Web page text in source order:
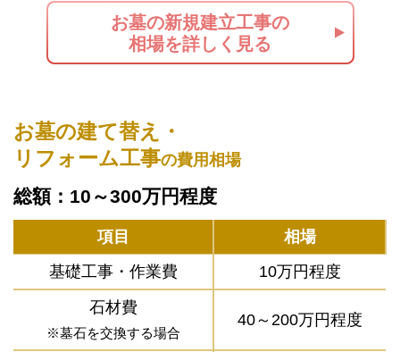
お墓の新規建立工事の
相場を詳しく見る
お墓の建て替え・
リフォーム工事の費用相場
総額：10～300万円程度
項目
相場
基礎工事・作業費
10万円程度
石材費
※墓石を交換する場合
40～200万円程度